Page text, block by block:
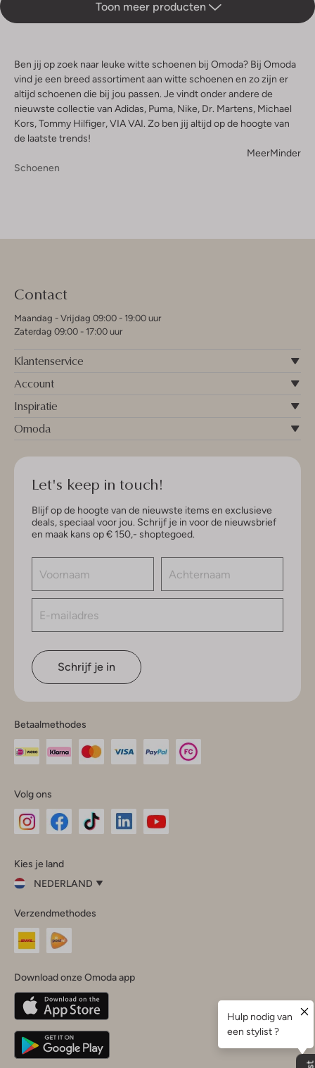
Toon meer producten
Ben jij op zoek naar leuke witte schoenen bij Omoda? Bij Omoda
vind je een breed assortiment aan witte schoenen en zo zijn er
altijd schoenen die bij jou passen. Je vindt onder andere de
nieuwste collectie van Adidas, Puma, Nike, Dr. Martens, Michael
Kors, Tommy Hilfiger, VIA VAI. Zo ben jij altijd op de hoogte van
de laatste trends!
MeerMinder
Schoenen
Contact
Maandag - Vrijdag 09:00 - 19:00 uur
Zaterdag 09:00 - 17:00 uur
Klantenservice
Account
Inspiratie
Omoda
Let's keep in touch!
Blijf op de hoogte van de nieuwste items en exclusieve
deals, speciaal voor jou. Schrijf je in voor de nieuwsbrief
en maak kans op € 150,- shoptegoed.
Schrijf je in
Betaalmethodes
Volg ons
InstagramFacebook
Kies je land
NEDERLAND
je
land
Nederland
Belgique(Français)
Deutschland
Verzendmethodes
Download onze Omoda app